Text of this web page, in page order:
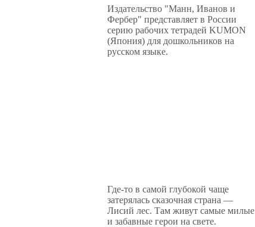
Издательство "Манн, Иванов и
Фербер" представляет в России
серию рабочих тетрадей KUMON
(Япония) для дошкольников на
русском языке.
Где-то в самой глубокой чаще
затерялась сказочная страна —
Лисий лес. Там живут самые милые
и забавные герои на свете.